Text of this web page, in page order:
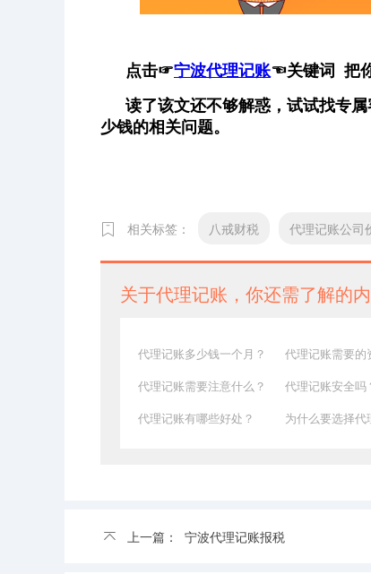
点击☞宁波代理记账☜关键词 把
读了该文还不够解惑，试试找专
少钱的相关问题。
相关标签： 八戒财税 代理记账公司
关于代理记账，你还需了解的内
代理记账多少钱一个月？
代理记账需要的
代理记账需要注意什么？
代理记账安全吗
代理记账有哪些好处？
为什么要选择代
上一篇： 宁波代理记账报税